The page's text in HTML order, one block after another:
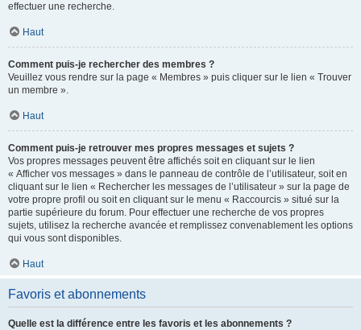
effectuer une recherche.
Haut
Comment puis-je rechercher des membres ?
Veuillez vous rendre sur la page « Membres » puis cliquer sur le lien « Trouver
un membre ».
Haut
Comment puis-je retrouver mes propres messages et sujets ?
Vos propres messages peuvent être affichés soit en cliquant sur le lien
« Afficher vos messages » dans le panneau de contrôle de l’utilisateur, soit en
cliquant sur le lien « Rechercher les messages de l’utilisateur » sur la page de
votre propre profil ou soit en cliquant sur le menu « Raccourcis » situé sur la
partie supérieure du forum. Pour effectuer une recherche de vos propres
sujets, utilisez la recherche avancée et remplissez convenablement les options
qui vous sont disponibles.
Haut
Favoris et abonnements
Quelle est la différence entre les favoris et les abonnements ?